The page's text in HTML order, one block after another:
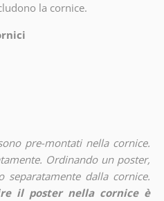
la cornice.
pre-montati nella cornice.
Ordinando un poster,
separatamente dalla cornice.
il poster nella cornice è